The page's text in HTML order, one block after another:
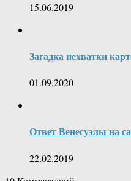
15.06.2019
Загадка нехватки
01.09.2020
Ответ Венесуэлы на
22.02.2019